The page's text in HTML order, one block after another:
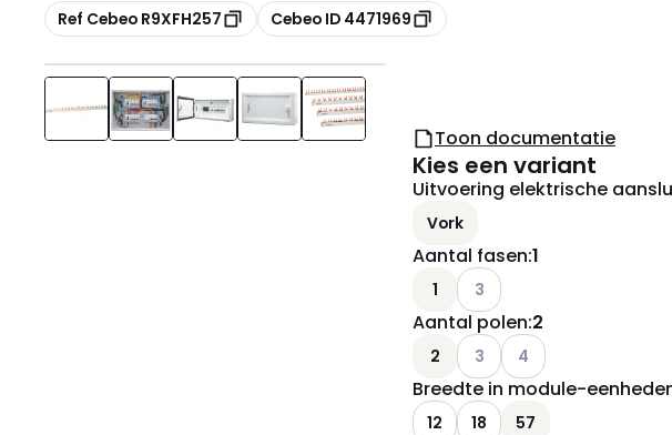
Kopiëren
Ref Cebeo R9XFH257 Kopiëren
Cebeo ID 4471969
Toon documentatie
Kies een variant
Uitvoering elektrische
Vork
Aantal fasen:1
1 Andere varianten (Huidige
3
Aantal polen:2
2 Andere varianten (Huidige
3 Andere varianten
4
Breedte in module-
12 18 57